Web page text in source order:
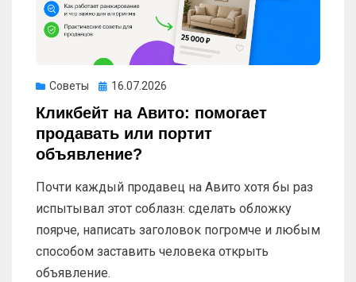
Советы Опубликовано
16.07.2026
Кликбейт на Авито: помогает
продавать или портит
объявление?
Почти каждый продавец на Авито хотя бы раз
испытывал этот соблазн: сделать обложку
поярче, написать заголовок погромче и любым
способом заставить человека открыть
объявление.